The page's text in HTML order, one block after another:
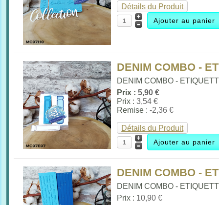
Détails du Produit
DENIM COMBO -
DENIM COMBO -
Prix :5,90 €
Prix :3,54 €
Remise :-2,36 €
Détails du Produit
DENIM COMBO -
DENIM COMBO -
Prix : 10,90 €